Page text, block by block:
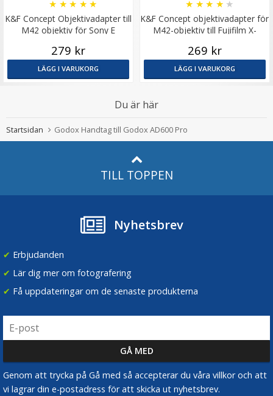
K&F Concept Objektivadapter till
M42 objektiv för Sony E
★ ★ ★ ★ ★
279 kr
LÄGG I VARUKORG
K&F Concept objektivadapter för
M42-objektiv till Fujifilm X-
★ ★ ★ ★ ★
269 kr
LÄGG I VARUKORG
Du är här
Startsidan Godox Handtag till Godox AD600 Pro
TILL TOPPEN
Nyhetsbrev
✔ Erbjudanden
✔ Lär dig mer om fotografering
✔ Få uppdateringar om de senaste produkterna
Genom att trycka på Gå med så accepterar du våra villkor och att
vi lagrar din e-postadress för att skicka ut nyhetsbrev.